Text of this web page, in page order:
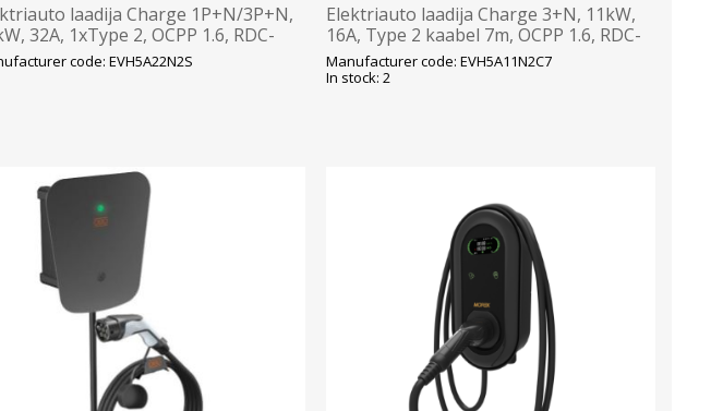
laadija Charge 1P+N/3P+N,
32A, 1xType 2, OCPP 1.6, RDC-
IK10, Schneider
code: EVH5A22N2S
Elektriauto laadija Charge 3+N, 11kW,
16A, Type 2 kaabel 7m, OCPP 1.6, RDC-
DD,IP55/IK10, Schneider
Manufacturer code: EVH5A11N2C7
In stock: 2